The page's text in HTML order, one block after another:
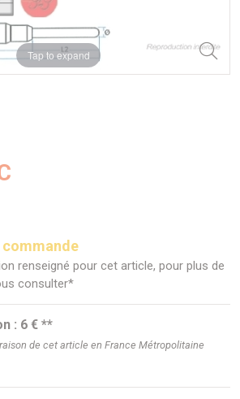
Tap to expand
commande
renseigné pour cet article, pour plus de
consulter*
: 6 € **
de cet article en France Métropolitaine